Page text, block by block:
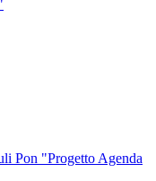
Pon "Progetto Agenda